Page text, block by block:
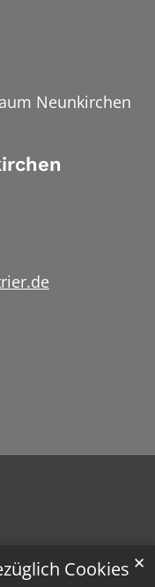
Cookies ✕
Neunkirchen